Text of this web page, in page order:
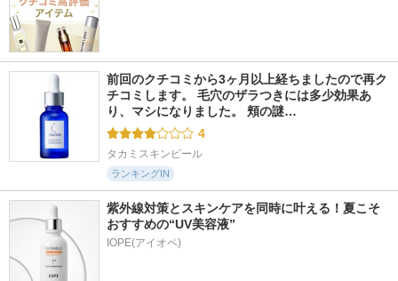
前回のクチコミから3ヶ月以上経ちましたので再ク
チコミします。 毛穴のザラつきには多少効果あ
り、マシになりました。 頬の謎…
4
タカミスキンピール
ランキングIN
紫外線対策とスキンケアを同時に叶える！夏こそ
おすすめの“UV美容液”
IOPE(アイオペ)